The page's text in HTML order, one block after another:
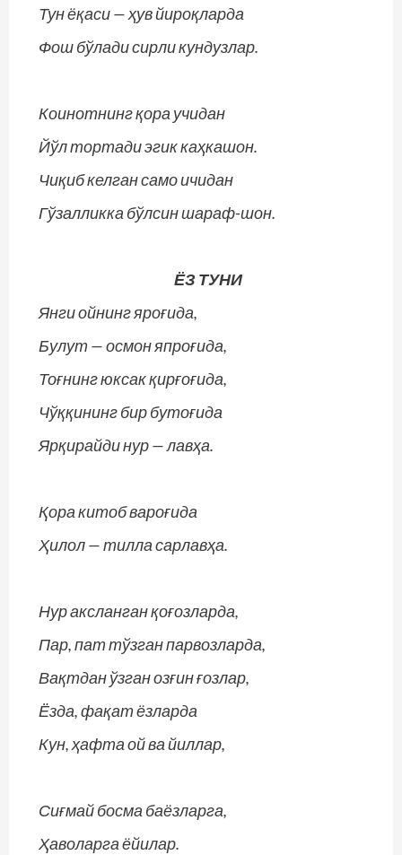
Тун ёқаси — ҳув йироқларда
Фош бўлади сирли кундузлар.
Коинотнинг қора учидан
Йўл тортади эгик каҳкашон.
Чиқиб келган само ичидан
Гўзалликка бўлсин шараф-шон.
ЁЗ ТУНИ
Янги ойнинг яроғида,
Булут — осмон япроғида,
Тоғнинг юксак қирғоғида,
Чўққининг бир бутоғида
Ярқирайди нур — лавҳа.
Қора китоб вароғида
Ҳилол — тилла сарлавҳа.
Нур аксланган қоғозларда,
Пар, пат тўзган парвозларда,
Вақтдан ўзган озғин ғозлар,
Ёзда, фақат ёзларда
Кун, ҳафта ой ва йиллар,
Сиғмай босма баёзларга,
Ҳаволарга ёйилар.